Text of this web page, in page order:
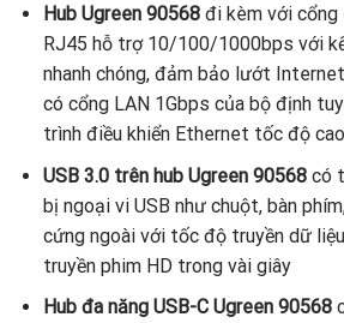
Hub Ugreen 90568đi kèm với cổng
RJ45 hỗ trợ 10/100/1000bps với
nhanh chóng, đảm bảo lướt
có cổng LAN 1Gbps của bộ định
trình điều khiển Ethernet tốc độ
USB 3.0 trên hub Ugreen 90568có
bị ngoại vi USB như chuột, bàn
cứng ngoài với tốc độ truyền dữ
truyền phim HD trong vài giây
Hub đa năng USB-C Ugreen 90568